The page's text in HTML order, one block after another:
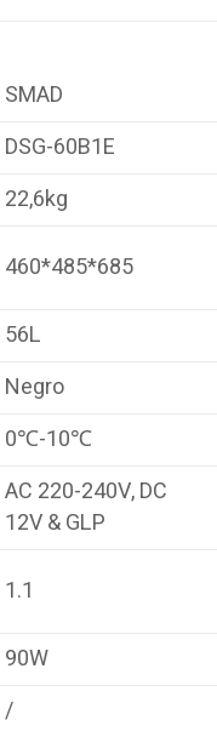
SMAD
DSG-60B1E
22,6kg
460*485*685
56L
Negro
0℃-10℃
AC 220-240V, DC
12V & GLP
1.1
90W
/